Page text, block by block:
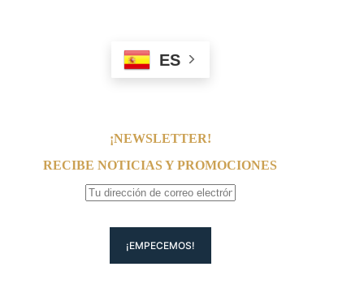
ES
¡NEWSLETTER!
RECIBE NOTICIAS Y PROMOCIONES